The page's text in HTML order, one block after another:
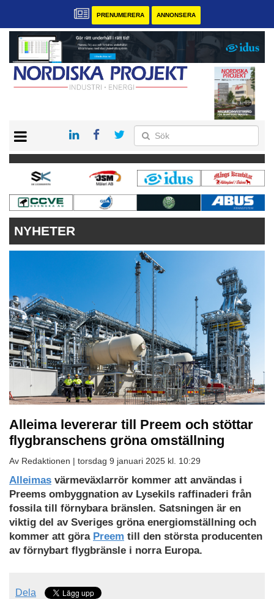
PRENUMERERA ANNONSERA
KONTAKT
VÅRA ANDRA MAGASIN
PRENUMERERA
ANNONSERA
NYHETER
Alleima levererar till Preem och stöttar
flygbranschens gröna omställning
Av Redaktionen | torsdag 9 januari 2025 kl. 10:29
Alleimas värmeväxlarrör kommer att användas i
Preems ombyggnation av Lysekils raffinaderi från
fossila till förnybara bränslen. Satsningen är en
viktig del av Sveriges gröna energiomställning och
kommer att göra Preem till den största producenten
av förnybart flygbränsle i norra Europa.
Dela